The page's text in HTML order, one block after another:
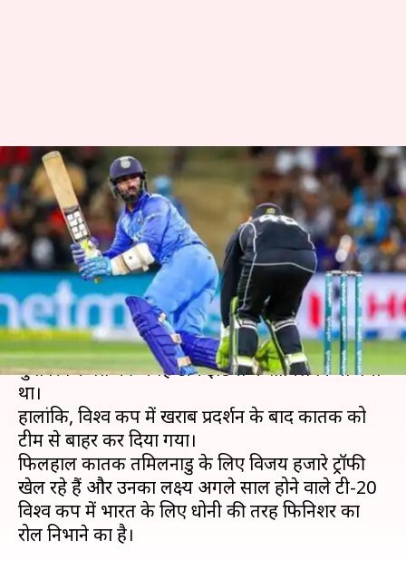
टी-20 विश्व कप खेलना चाहते हैं
कार्तिक, बोले- धोनी जैसी फिनिशिंग
कर सकता हूं
लेखन Neeraj Pandey Oct 21, 2019 10:55 am
क्या है खबर?
इसी साल खेले गए विश्व कप के लिए दिनेश कार्तिक को
युवा रिषभ पंत की जगह टीम इंडिया में शामिल किया गया
था।
हालांकि, विश्व कप में खराब प्रदर्शन के बाद कार्तिक को
टीम से बाहर कर दिया गया।
फिलहाल कार्तिक तमिलनाडु के लिए विजय हजारे ट्रॉफी
खेल रहे हैं और उनका लक्ष्य अगले साल होने वाले टी-20
विश्व कप में भारत के लिए धोनी की तरह फिनिशर का